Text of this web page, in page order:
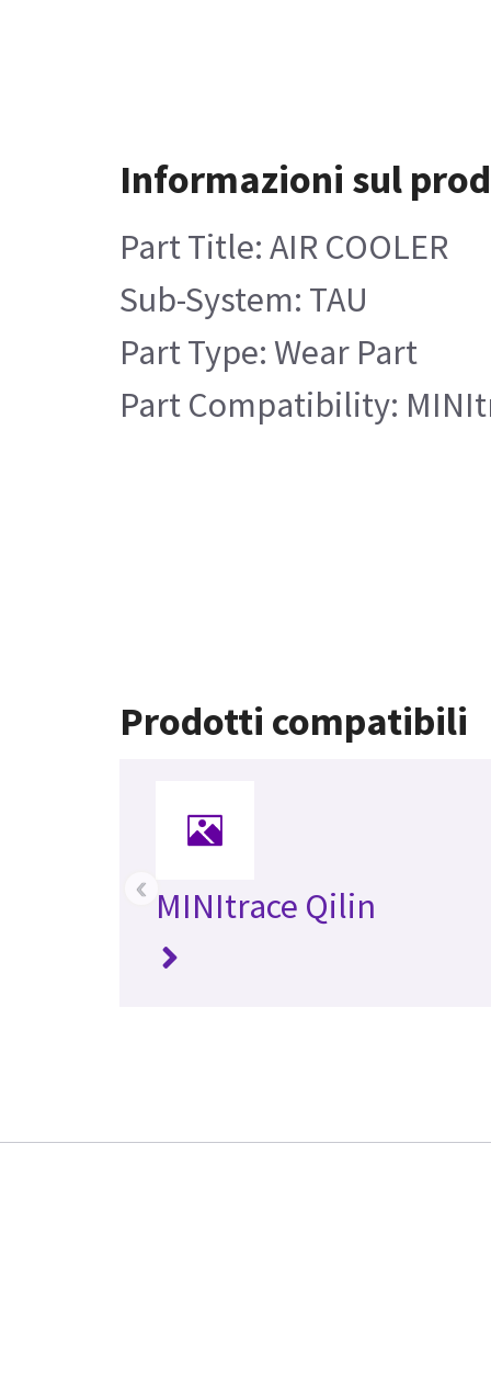
Informazioni sul
Part Title: AIR COOLER
Sub-System: TAU
Part Type: Wear Part
Part Compatibility:
Prodotti compatibili
MINItrace Qilin
‹